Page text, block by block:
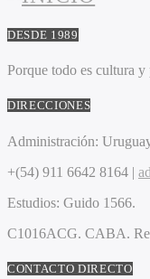
DESDE 1989
Porque todo es cultura y
DIRECCIONES
Administración:
+(54) 911 6642 8164 |
Estudios: Guido 1566.
C1016ACG. CABA.
CONTACTO DIRECTO